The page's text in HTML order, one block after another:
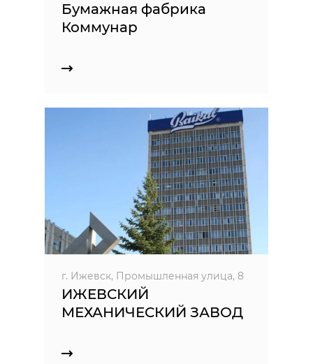
Бумажная фабрика
Коммунар
г. Ижевск, Промышленная улица, 8
ИЖЕВСКИЙ
МЕХАНИЧЕСКИЙ ЗАВОД